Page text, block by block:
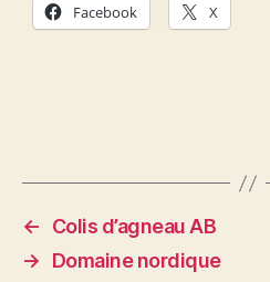
Facebook X
←
Colis d’agneau AB
→
Domaine nordique